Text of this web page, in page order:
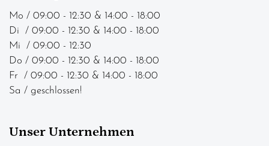
Mo / 09:00 - 12:30 & 14:00 - 18:00
Di / 09:00 - 12:30 & 14:00 - 18:00
Mi / 09:00 - 12:30
Do / 09:00 - 12:30 & 14:00 - 18:00
Fr / 09:00 - 12:30 & 14:00 - 18:00
Sa / geschlossen!
Unser Unternehmen